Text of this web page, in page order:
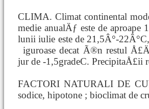
CLIMA. Climat continental
medie anualÄƒ este de aproape
lunii iulie este de 21,5Â°-
iguroase decat Ã®n restul
jur de -1,5gradeC. PrecipitaÅ£ii
FACTORI NATURALI DE
sodice, hipotone ; bioclimat de